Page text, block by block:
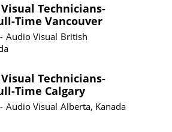
Technicians-
Time Vancouver
Audio Visual British
Technicians-
Time Calgary
Audio Visual Alberta, Kanada